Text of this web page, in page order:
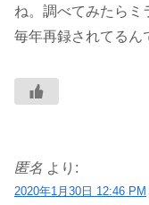
ね。調べてみたらミ
毎年再録されてるん
匿名 より:
2020年1月30日 12:46 PM